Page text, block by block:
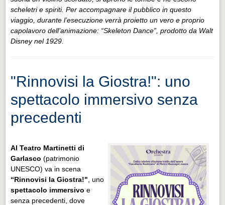
scheletri e spiriti. Per accompagnare il pubblico in questo
viaggio, durante l’esecuzione verrà proietto un vero e proprio
capolavoro dell’animazione: “Skeleton Dance”, prodotto da Walt
Disney nel 1929.
"Rinnovisi la Giostra!": uno
spettacolo immersivo senza
precedenti
Al Teatro Martinetti di
Garlasco (patrimonio
UNESCO) va in scena
“Rinnovisi la Giostra!" , uno
spettacolo immersivo e
senza precedenti, dove